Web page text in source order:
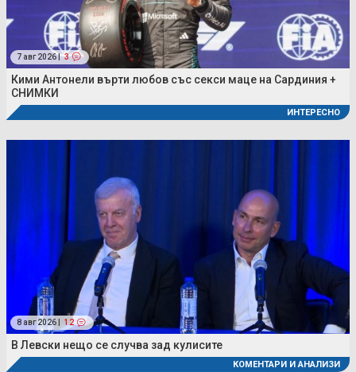
7 авг 2026 | 3
Кими Антонели върти любов със секси маце на Сардиния +
СНИМКИ
ИНТЕРЕСНО
8 авг 2026 | 12
В Левски нещо се случва зад кулисите
КОМЕНТАРИ И АНАЛИЗИ